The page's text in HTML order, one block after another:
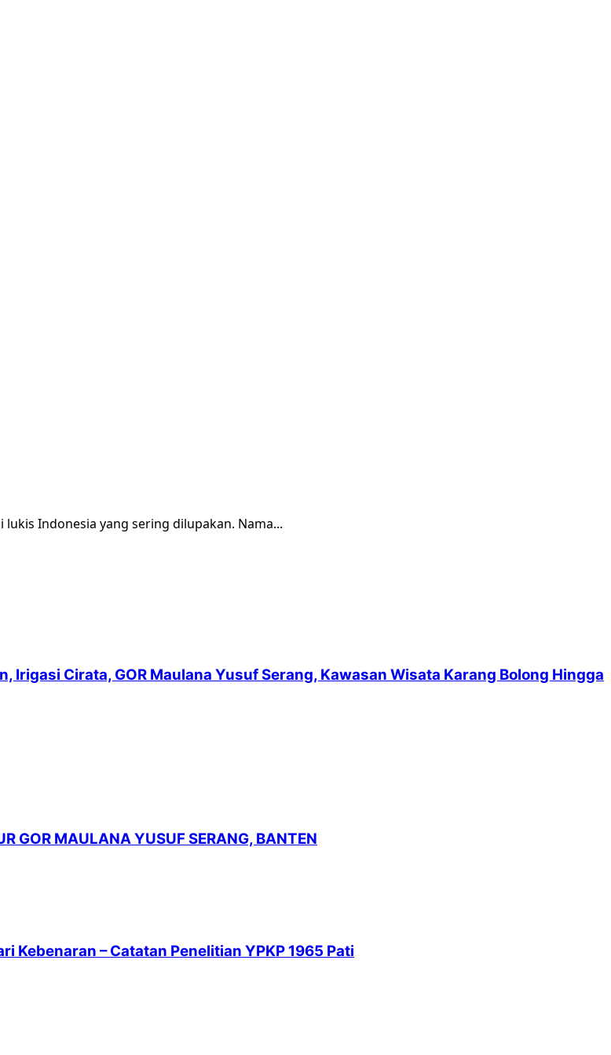
lukis Indonesia yang sering dilupakan. Nama...
Irigasi Cirata, GOR Maulana Yusuf Serang, Kawasan Wisata Karang Bolong Hingga
GOR MAULANA YUSUF SERANG, BANTEN
Kebenaran – Catatan Penelitian YPKP 1965 Pati